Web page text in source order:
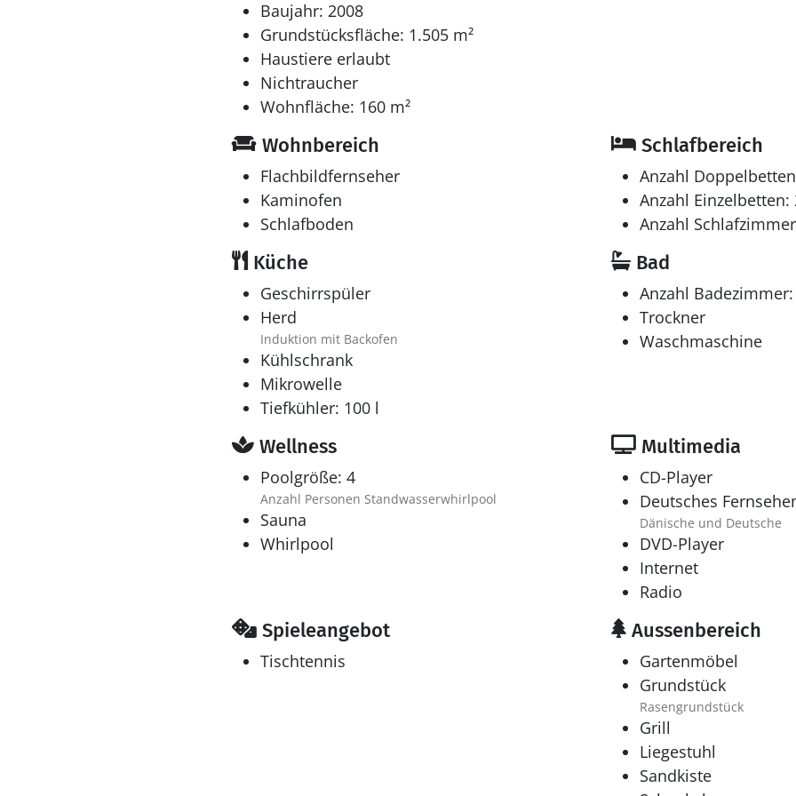
Baujahr: 2008
Grundstücksfläche: 1.505 m²
Haustiere erlaubt
Nichtraucher
Wohnfläche: 160 m²
Wohnbereich
Flachbildfernseher
Kaminofen
Schlafboden
Schlafbereich
Anzahl
Anzahl Einzelbetten:
Anzahl
Küche
Geschirrspüler
Herd
Induktion mit Backofen
Kühlschrank
Mikrowelle
Tiefkühler: 100 l
Bad
Anzahl
Trockner
Waschmaschine
Wellness
Poolgröße: 4
Anzahl Personen Standwasserwhirlpool
Sauna
Whirlpool
Multimedia
CD-Player
Deutsches
Dänische und Deutsche
DVD-Player
Internet
Radio
Spieleangebot
Tischtennis
Aussenbereich
Gartenmöbel
Grundstück
Rasengrundstück
Grill
Liegestuhl
Sandkiste